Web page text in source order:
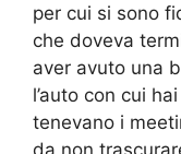
per cui si sono
che doveva
aver avuto una
l’auto con cui
tenevano i
da non